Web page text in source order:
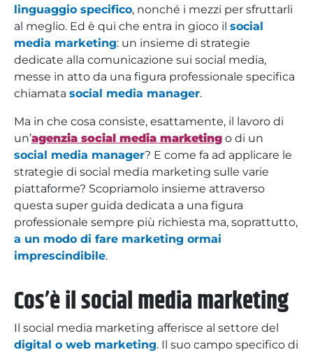
linguaggio specifico, nonché i mezzi per sfruttarli
al meglio. Ed è qui che entra in gioco il social
media marketing: un insieme di strategie
dedicate alla comunicazione sui social media,
messe in atto da una figura professionale specifica
chiamata social media manager.
Ma in che cosa consiste, esattamente, il lavoro di
un’agenzia social media marketing o di un
social media manager? E come fa ad applicare le
strategie di social media marketing sulle varie
piattaforme? Scopriamolo insieme attraverso
questa super guida dedicata a una figura
professionale sempre più richiesta ma, soprattutto,
a un modo di fare marketing ormai
imprescindibile.
Cos’è il social media marketing
Il social media marketing afferisce al settore del
digital o web marketing. Il suo campo specifico di